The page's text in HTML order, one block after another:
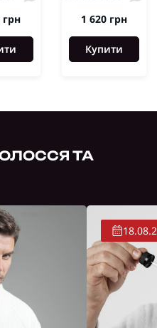
грн 1 620 грн
Купити
ТА